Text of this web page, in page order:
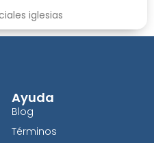
iglesias
Ayuda
Blog
Términos